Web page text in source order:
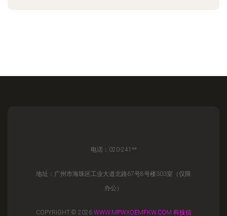
电话：020-241**
地址：广州市海珠区工业大道北路67号8号楼303室（仅限
办公）
COPYRIGHT © 2026 WWW.MPWXOEMFKW.COM 科技信